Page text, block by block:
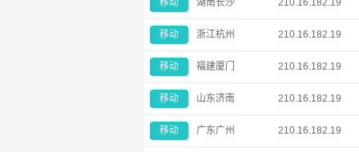
移动 湖南长沙 210.16.182.19
移动 浙江杭州 210.16.182.19
移动 福建厦门 210.16.182.19
移动 山东济南 210.16.182.19
移动 广东广州 210.16.182.19